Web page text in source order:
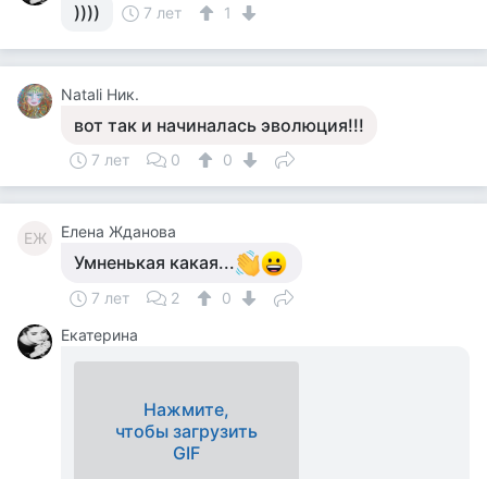
)))) 7 лет 1
Natali Ник.
вот так и начиналась эволюция!!!
7 лет 0 0
ЕЖ Елена Жданова
Умненькая какая...
7 лет 2
0
Екатерина
Нажмите,
чтобы загрузить
GIF